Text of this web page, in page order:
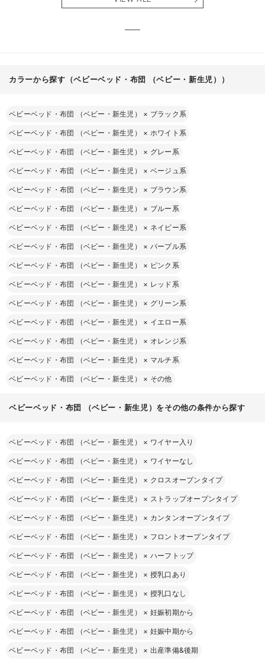
カラーから探す（ベビーベッド・布団 （ベビー・新生児））
ベビーベッド・布団 （ベビー・新生児） × ブラック系
ベビーベッド・布団 （ベビー・新生児） × ホワイト系
ベビーベッド・布団 （ベビー・新生児） × グレー系
ベビーベッド・布団 （ベビー・新生児） × ベージュ系
ベビーベッド・布団 （ベビー・新生児） × ブラウン系
ベビーベッド・布団 （ベビー・新生児） × ブルー系
ベビーベッド・布団 （ベビー・新生児） × ネイビー系
ベビーベッド・布団 （ベビー・新生児） × パープル系
ベビーベッド・布団 （ベビー・新生児） × ピンク系
ベビーベッド・布団 （ベビー・新生児） × レッド系
ベビーベッド・布団 （ベビー・新生児） × グリーン系
ベビーベッド・布団 （ベビー・新生児） × イエロー系
ベビーベッド・布団 （ベビー・新生児） × オレンジ系
ベビーベッド・布団 （ベビー・新生児） × マルチ系
ベビーベッド・布団 （ベビー・新生児） × その他
ベビーベッド・布団 （ベビー・新生児）をその他の条件から探す
ベビーベッド・布団 （ベビー・新生児） × ワイヤー入り
ベビーベッド・布団 （ベビー・新生児） × ワイヤーなし
ベビーベッド・布団 （ベビー・新生児） × クロスオープンタイプ
ベビーベッド・布団 （ベビー・新生児） × ストラップオープンタイプ
ベビーベッド・布団 （ベビー・新生児） × カンタンオープンタイプ
ベビーベッド・布団 （ベビー・新生児） × フロントオープンタイプ
ベビーベッド・布団 （ベビー・新生児） × ハーフトップ
ベビーベッド・布団 （ベビー・新生児） × 授乳口あり
ベビーベッド・布団 （ベビー・新生児） × 授乳口なし
ベビーベッド・布団 （ベビー・新生児） × 妊娠初期から
ベビーベッド・布団 （ベビー・新生児） × 妊娠中期から
ベビーベッド・布団 （ベビー・新生児） × 出産準備&後期